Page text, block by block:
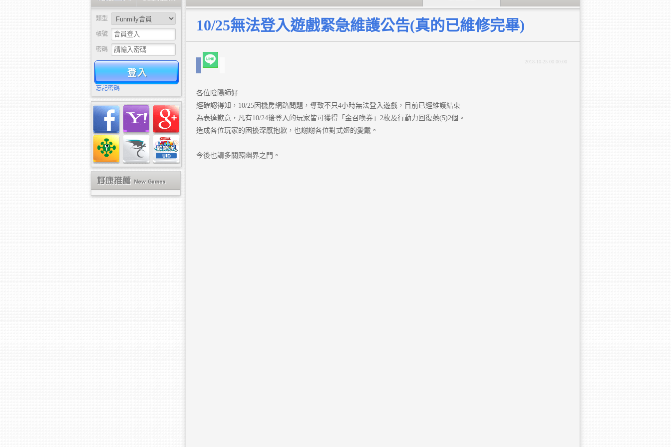
類型
帳號
密碼
驗證
忘記密碼
10/25無法登入遊戲緊急維護公告(真的已維修完畢)
2018-10-25 00:00:00
各位陰陽師好
經確認得知，10/25因機房網路問題，導致不只4小時無法登入遊戲，目前已經維護結束
為表達歉意，凡有10/24後登入的玩家皆可獲得「金召喚券」2枚及行動力回復藥(5)2個。
造成各位玩家的困擾深感抱歉，也謝謝各位對式姬的愛戴。
今後也請多關照幽界之門。